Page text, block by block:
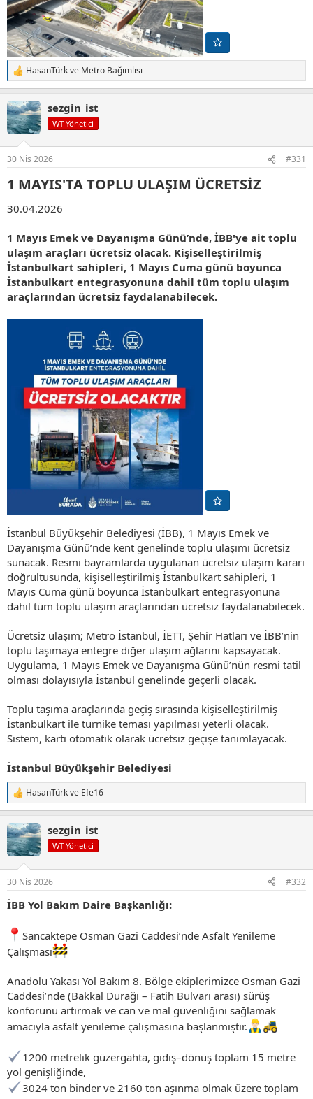
T
e
k
i
l
:
HasanTürkve Metro Bağımlısı
sezgin_ist
WT Yönetici
30 Nis 2026 #331
1 MAYIS'TA TOPLU ULAŞIM ÜCRETSİZ​
30.04.2026
1 Mayıs Emek ve Dayanışma Günü’nde, İBB'ye ait toplu
ulaşım araçları ücretsiz olacak. Kişiselleştirilmiş
İstanbulkart sahipleri, 1 Mayıs Cuma günü boyunca
İstanbulkart entegrasyonuna dahil tüm toplu ulaşım
araçlarından ücretsiz faydalanabilecek.
İstanbul Büyükşehir Belediyesi (İBB), 1 Mayıs Emek ve
Dayanışma Günü’nde kent genelinde toplu ulaşımı ücretsiz
sunacak. Resmi bayramlarda uygulanan ücretsiz ulaşım kararı
doğrultusunda, kişiselleştirilmiş İstanbulkart sahipleri, 1
Mayıs Cuma günü boyunca İstanbulkart entegrasyonuna
dahil tüm toplu ulaşım araçlarından ücretsiz faydalanabilecek.
Ücretsiz ulaşım; Metro İstanbul, İETT, Şehir Hatları ve İBB’nin
toplu taşımaya entegre diğer ulaşım ağlarını kapsayacak.
Uygulama, 1 Mayıs Emek ve Dayanışma Günü’nün resmi tatil
olması dolayısıyla İstanbul genelinde geçerli olacak.
Toplu taşıma araçlarında geçiş sırasında kişiselleştirilmiş
İstanbulkart ile turnike teması yapılması yeterli olacak.
Sistem, kartı otomatik olarak ücretsiz geçişe tanımlayacak.
İstanbul Büyükşehir Belediyesi
T
e
k
i
l
:
HasanTürkve Efe16
sezgin_ist
WT Yönetici
30 Nis 2026 #332
İBB Yol Bakım Daire Başkanlığı:
Sancaktepe Osman Gazi Caddesi’nde Asfalt Yenileme
Çalışması
Anadolu Yakası Yol Bakım 8. Bölge ekiplerimizce Osman Gazi
Caddesi’nde (Bakkal Durağı – Fatih Bulvarı arası) sürüş
konforunu artırmak ve can ve mal güvenliğini sağlamak
amacıyla asfalt yenileme çalışmasına başlanmıştır.
1200 metrelik güzergahta, gidiş–dönüş toplam 15 metre
yol genişliğinde,
3024 ton binder ve 2160 ton aşınma olmak üzere toplam